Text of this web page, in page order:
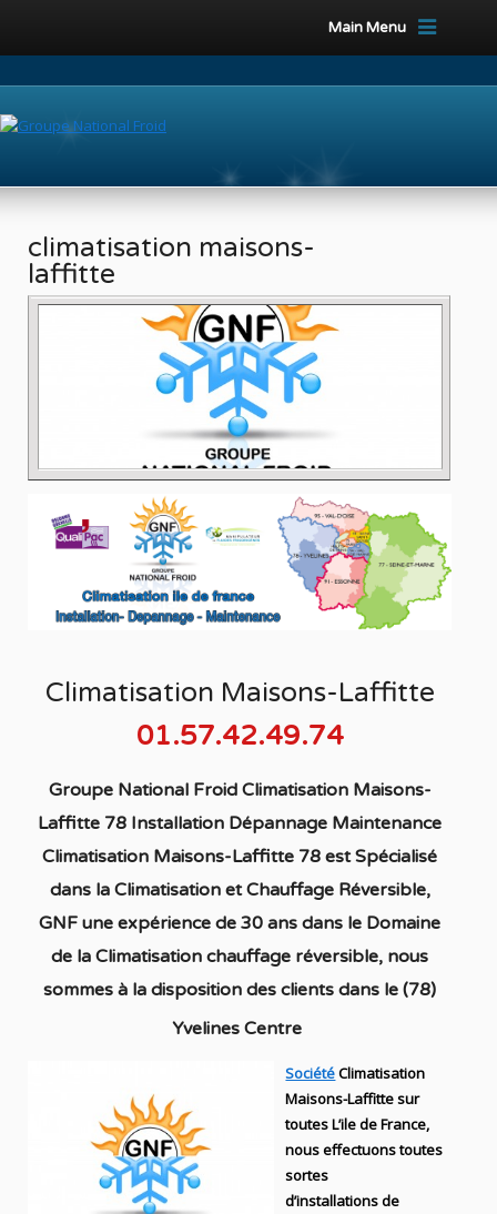
Main Menu
climatisation maisons-
laffitte
Climatisation Maisons-Laffitte
01.57.42.49.74
Groupe National Froid Climatisation Maisons-
Laffitte 78 Installation Dépannage Maintenance
Climatisation Maisons-Laffitte 78est Spécialisé
dans la Climatisationet ChauffageRéversible,
GNF une expérience de 30 ans dans le Domaine
de la Climatisation chauffage réversible, nous
sommes à la disposition des clients dans le (78)
Yvelines Centre
SociétéClimatisation
Maisons-Laffitte sur
toutes L’ile de France,
nous effectuons toutes
sortes
d’installationsde